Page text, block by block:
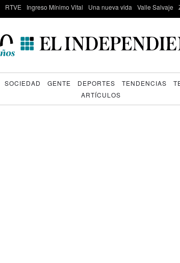
RTVE Ingreso Mínimo Vital Una nueva vida Valle Salvaje
SOCIEDAD GENTE DEPORTES TENDENCIAS
ARTÍCULOS